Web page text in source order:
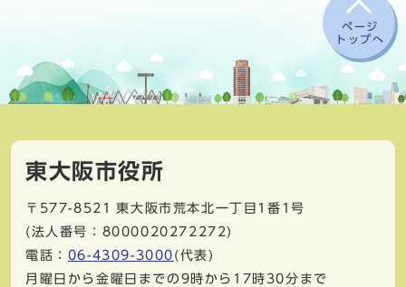
ページ
トップへ
東大阪市役所
〒577-8521
東大阪市荒本北一丁目1番1号
(法人番号：8000020272272)
電話： 06-4309-3000 (代表)
月曜日から金曜日までの9時から17時30分まで